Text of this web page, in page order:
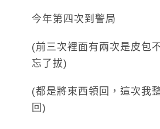
今年第四次到警局
(前三次裡面有兩次是皮包
忘了拔)
(都是將東西領回，這次我
回)